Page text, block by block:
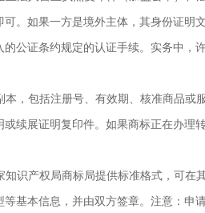
。如果一方是境外主体，其身份证明
公证条约规定的认证手续。实务中，
，包括注册号、有效期、核准商品或
续展证明复印件。如果商标正在办理
识产权局商标局提供标准格式，可在
基本信息，并由双方签章。注意：申